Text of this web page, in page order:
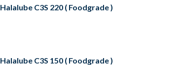
Halalube C3S 220 ( Foodgrade )
Halalube C3S 150 ( Foodgrade )